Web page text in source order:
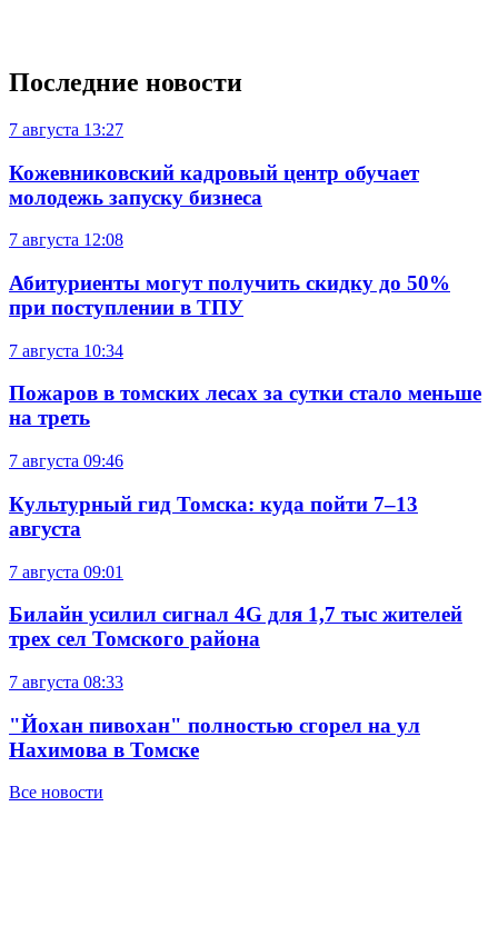
Последние новости
7 августа 13:27
Кожевниковский кадровый центр обучает
молодежь запуску бизнеса
7 августа 12:08
Абитуриенты могут получить скидку до 50%
при поступлении в ТПУ
7 августа 10:34
Пожаров в томских лесах за сутки стало меньше
на треть
7 августа 09:46
Культурный гид Томска: куда пойти 7–13
августа
7 августа 09:01
Билайн усилил сигнал 4G для 1,7 тыс жителей
трех сел Томского района
7 августа 08:33
"Йохан пивохан" полностью сгорел на ул
Нахимова в Томске
Все новости